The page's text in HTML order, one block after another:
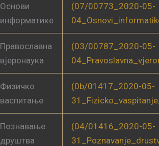
Основи
информатике
(07/00773_2020-05-
Православна
вјеронаука
(03/00787_2020-05-
Физичко
васпитање
(0b/01417_2020-05-
Познавање
друштва
(04/01416_2020-05-